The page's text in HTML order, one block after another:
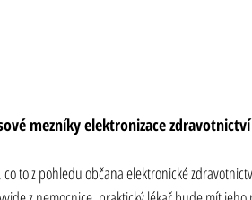
mezníky elektronizace
to z pohledu občana elektronické